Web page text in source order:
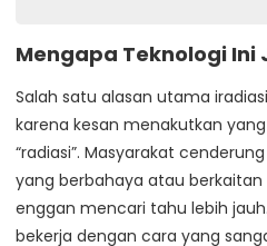
Mengapa Teknologi
Salah satu alasan utama
karena kesan menakutkan
“radiasi”. Masyarakat
yang berbahaya atau berkaitan
enggan mencari tahu lebih
bekerja dengan cara yang